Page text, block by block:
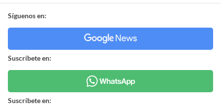
Síguenos en:
Suscríbete en:
Suscríbete en: